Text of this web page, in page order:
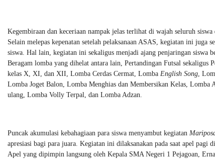
Kegembiraan dan keceriaan nampak jelas terlihat di wajah seluruh siswa
Selain melepas kepenatan setelah pelaksanaan ASAS, kegiatan ini juga
siswa. Hal lain, kegiatan ini sekaligus menjadi ajang penjaringan siswa
Beragam lomba yang dihelat antara lain, Pertandingan Futsal sekaligus
kelas X, XI, dan XII, Lomba Cerdas Cermat, Lomba English Song ,
Lomba Joget Balon, Lomba Menghias dan Membersikan Kelas, Lomba
ulang, Lomba Volly Terpal, dan Lomba Adzan.
Puncak akumulasi kebahagiaan para siswa menyambut kegiatan
apresiasi bagi para juara. Kegiatan ini dilaksanakan pada saat apel pagi
Apel yang dipimpin langsung oleh Kepala SMA Negeri 1 Pejagoan,